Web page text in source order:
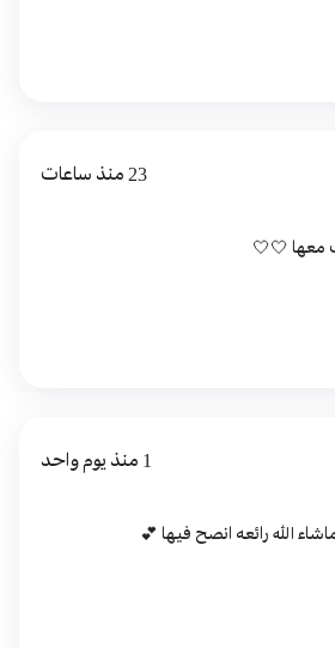
23 منذ ساعات
معها 🤍🤍
1 منذ يوم واحد
الله رائعه انصح فيها 💕